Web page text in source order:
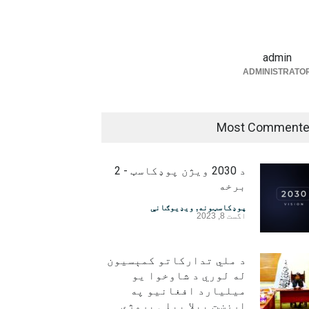
admin
Most
د 2030 ویژن پوډکاسټ - 2
برخه
پوډکاسټونه, ویډیوګانې
اگست 8, 2023
د ملي تدارکاتو کمېسیون
له لوري د شاوخوا یو
میلیارد افغانیو په
ارزښت بېلا بېلې پروژې